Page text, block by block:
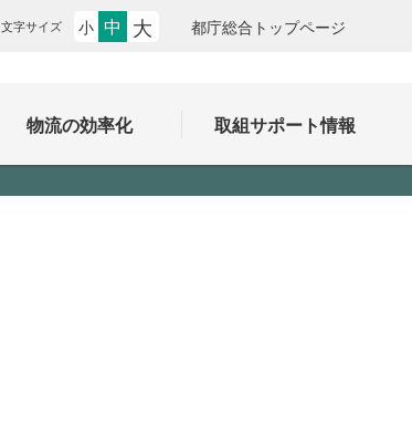
文字サイズ 小 中 大 都庁総合トップページ
物流の効率化 取組サポート情報